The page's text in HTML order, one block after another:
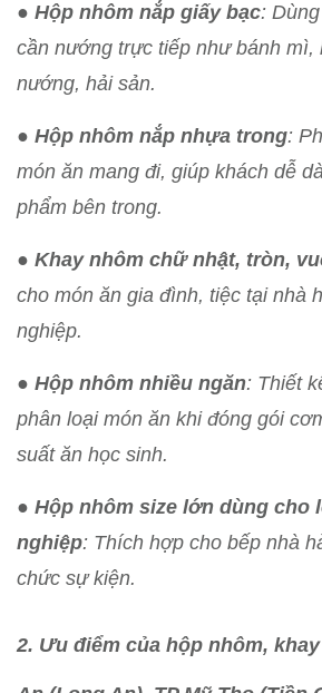
● Hộp nhôm nắp giấy bạc:
cần nướng trực tiếp như bánh mì,
nướng, hải sản.
● Hộp nhôm nắp nhựa trong:
món ăn mang đi, giúp khách dễ
phẩm bên trong.
● Khay nhôm chữ nhật, tròn,
cho món ăn gia đình, tiệc tại nhà
nghiệp.
● Hộp nhôm nhiều ngăn: Thiết
phân loại món ăn khi đóng gói
suất ăn học sinh.
● Hộp nhôm size lớn dùng cho
nghiệp: Thích hợp cho bếp nhà
chức sự kiện.
2. Ưu điểm của hộp nhôm,